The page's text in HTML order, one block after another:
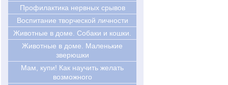
Профилактика нервных срывов
Воспитание творческой личности
Животные в доме. Собаки и кошки.
Животные в доме. Маленькие
зверюшки
Мам, купи! Как научить желать
возможного